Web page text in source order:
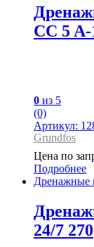
CC 5 A-
0 из 5
(0)
Артикул:
Grundfos
Цена по
Подробнее
Дренажные
24/7 270